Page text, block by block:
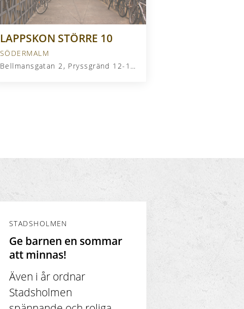
LAPPSKON STÖRRE 10
SÖDERMALM
Bellmansgatan 2, Pryssgränd 12-14, Söder Mälarstrand 21
STADSHOLMEN
Ge barnen en sommar
att minnas!
Även i år ordnar
Stadsholmen